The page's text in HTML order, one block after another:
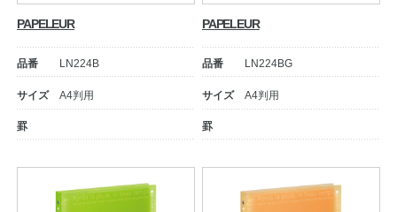
PAPELEUR
品番 LN224B
サイズ A4判用
罫
PAPELEUR
品番 LN224BG
サイズ A4判用
罫